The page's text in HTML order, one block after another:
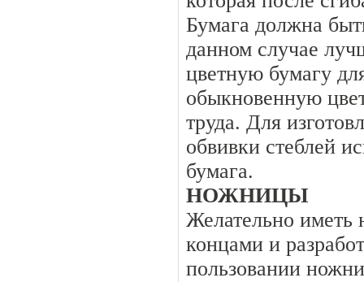
Бумага должна
данном случае
цветную бумагу
обыкновенную
труда. Для
обвивки стеблей
бумага.
НОЖНИЦЫ
Желательно иметь
концами и
пользовании